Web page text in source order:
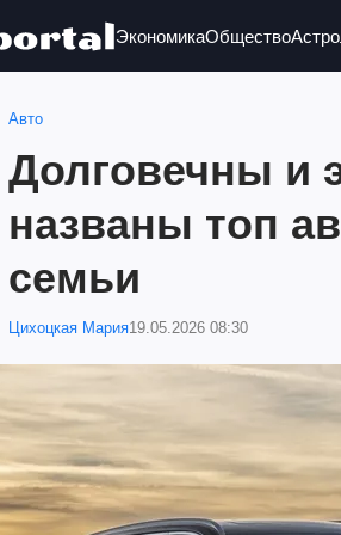
ЭкономикаОбщество
Авто
Долговечны и
названы топ
семьи
Цихоцкая Мария19.05.2026 08:30